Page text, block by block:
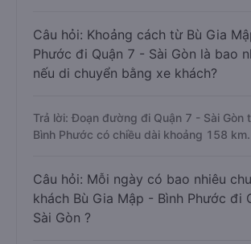
Câu hỏi: Khoảng cách từ Bù Gia
Phước đi Quận 7 - Sài Gòn là bao
nếu di chuyển bằng xe khách?
Trả lời: Đoạn đường đi Quận 7 - Sài Gòn
Bình Phước có chiều dài khoảng 158 km.
Câu hỏi: Mỗi ngày có bao nhiêu
khách Bù Gia Mập - Bình Phước đi
Sài Gòn ?